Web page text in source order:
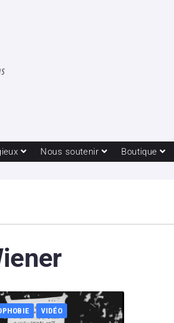
Nous soutenir Boutique
VIDÉO